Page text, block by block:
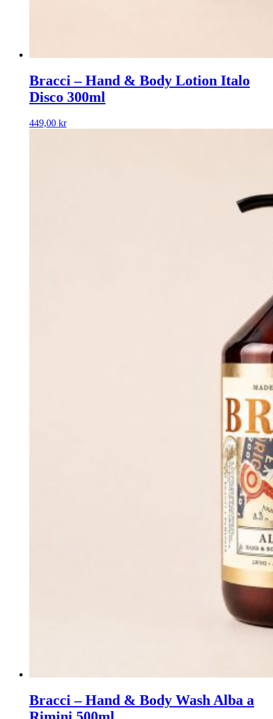
Bracci – Hand & Body Lotion Italo
Disco 300ml
449,00 kr
Bracci – Hand & Body Wash Alba a